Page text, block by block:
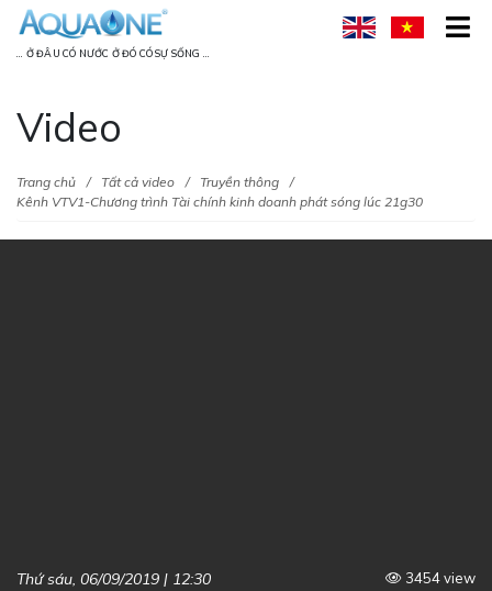
... Ở ĐÂU CÓ NƯỚC Ở ĐÓ CÓ SỰ SỐNG ...
Video
Trang chủ Tất cả video
Truyền thông
Kênh VTV1-Chương trình Tài chính kinh doanh phát sóng lúc 21g30
Thứ sáu, 06/09/2019 | 12:30 3454 view